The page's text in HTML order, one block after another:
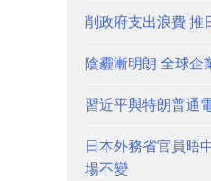
削政府支出浪費 推
陰霾漸明朗 全球企
習近平與特朗普通
日本外務省官員晤
場不變